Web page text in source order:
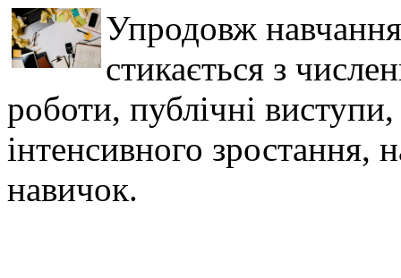
Упродовж навчання
стикається з
роботи, публічні
інтенсивного зростання,
навичок.